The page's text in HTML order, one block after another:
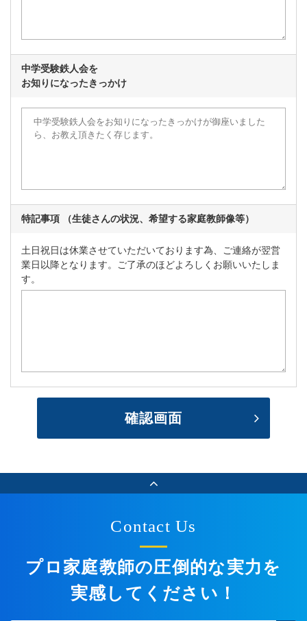
中学受験鉄人会を
お知りになったきっかけ
特記事項 （生徒さんの状況、希望する家庭教師像等）
土日祝日は休業させていただいております為、ご連絡が翌営
業日以降となります。ご了承のほどよろしくお願いいたしま
す。
確認画面
内容確認
Contact Us
プロ家庭教師の圧倒的な実力を
実感してください！